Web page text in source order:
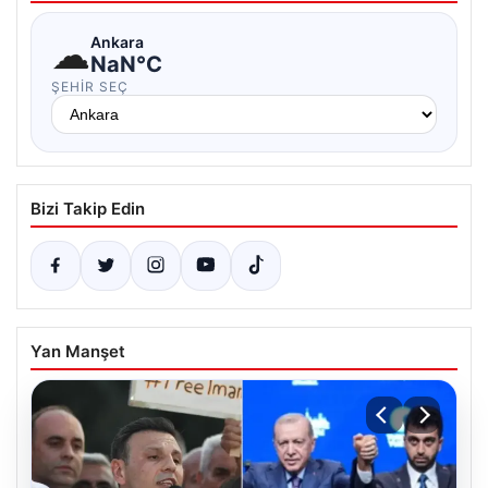
☁Ankara
NaN°C
ŞEHIR SEÇ
Bizi Takip Edin
Yan Manşet